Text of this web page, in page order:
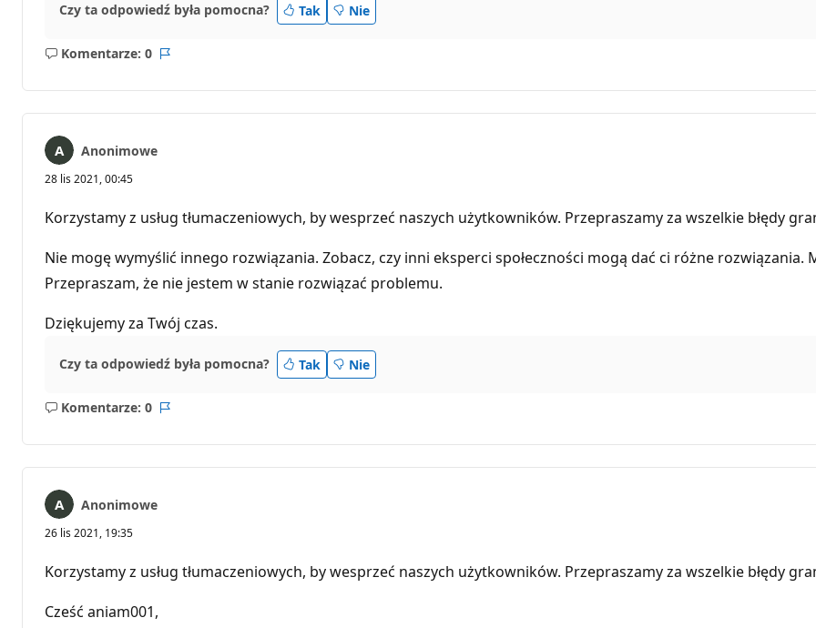
Czy ta odpowiedź była pomocna? Tak Nie
Komentarze: 0
Brak
Anonimowe
28 lis 2021, 00:45
Korzystamy z usług tłumaczeniowych, by wesprzeć naszych użytkowników. Przepraszamy za wszelkie błędy
Nie mogę wymyślić innego rozwiązania. Zobacz, czy inni eksperci społeczności mogą dać ci różne rozwiązania.
Przepraszam, że nie jestem w stanie rozwiązać problemu.
Dziękujemy za Twój czas.
Czy ta odpowiedź była pomocna? Tak Nie
Komentarze: 0
Brak
Anonimowe
26 lis 2021, 19:35
Korzystamy z usług tłumaczeniowych, by wesprzeć naszych użytkowników. Przepraszamy za wszelkie błędy
Cześć aniam001,